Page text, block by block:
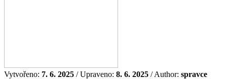
Vytvořeno: 7. 6. 2025 / Upraveno: 8. 6. 2025 / Author: spravce